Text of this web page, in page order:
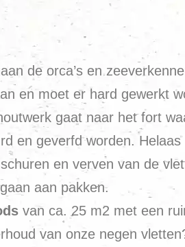
de orca’s en
en moet er hard gewerkt
gaat naar het fort
en geverfd worden.
en verven van de
aan pakken.
van ca. 25 m2 met een
van onze negen